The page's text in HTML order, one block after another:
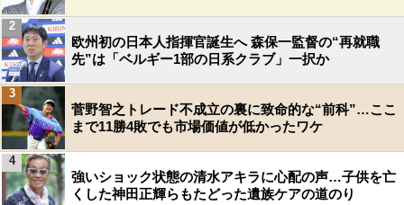
欧州初の日本人指揮官誕生へ 森保一監督の“再就職
先”は「ベルギー1部の日系クラブ」一択か
2
菅野智之トレード不成立の裏に致命的な“前科”…ここ
まで11勝4敗でも市場価値が低かったワケ
3
強いショック状態の清水アキラに心配の声…子供を亡
くした神田正輝らもたどった遺族ケアの道のり
4